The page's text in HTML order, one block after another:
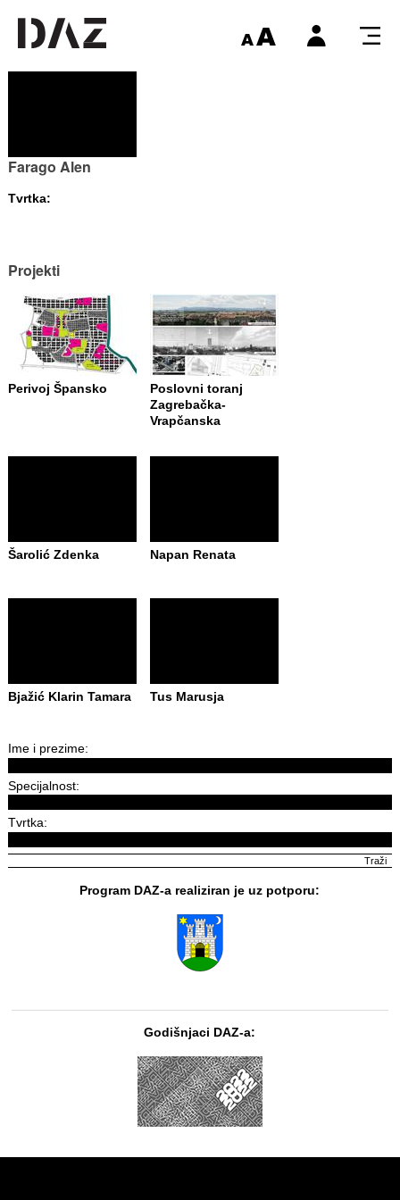
Farago Alen
Tvrtka:
Projekti
Perivoj Špansko
Poslovni toranj
Zagrebačka-
Vrapčanska
Šarolić Zdenka Napan Renata
Bjažić Klarin Tamara Tus Marusja
Ime i prezime:
Specijalnost:
Tvrtka:
Program DAZ-a realiziran je uz potporu:
Godišnjaci DAZ-a: